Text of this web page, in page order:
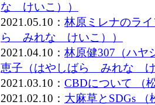
な けいこ））
2021.05.10： 林原ミレナのラ
ら みれな けいこ））
2021.04.10： 林原健307（ハヤ
恵子（はやしばら みれな
2021.03.10： CBDについて
2021.02.10： 大麻草とSDGs